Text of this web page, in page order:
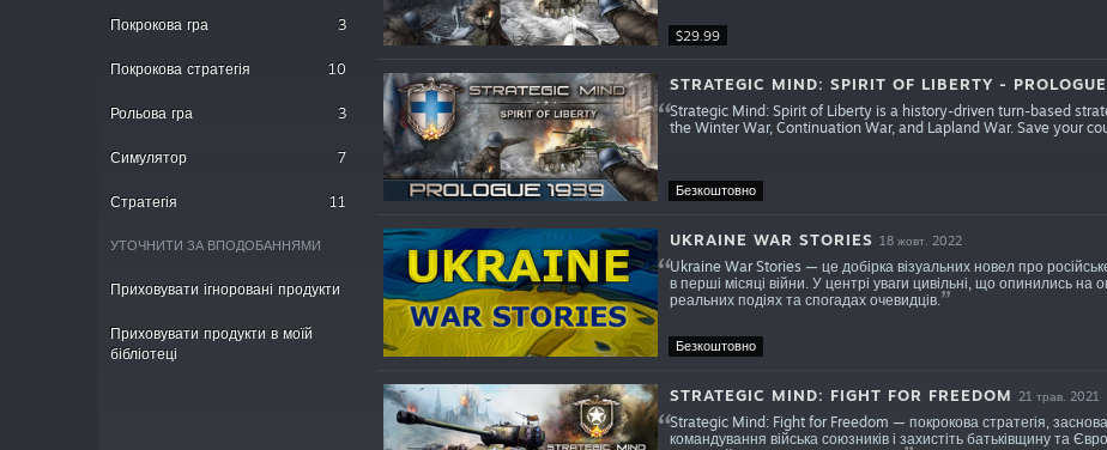
Покрокова гра 3
Покрокова стратегія 10
Рольова гра 3
Симулятор 7
Стратегія 11
УТОЧНИТИ ЗА ВПОДОБАННЯМИ
Приховувати ігноровані продукти
Приховувати продукти в моїй
бібліотеці
$29.99
Безкоштовно
STRATEGIC MIND: SPIRIT OF LIBERTY -
Strategic Mind: Spirit of Liberty is a history-driven turn-based
the Winter War, Continuation War, and Lapland War. Save your
Безкоштовно
UKRAINE WAR STORIES 18 жовт. 2022
Ukraine War Stories — це добірка візуальних новел про
в перші місяці війни. У центрі уваги цивільні, що опинились на
реальних подіях та спогадах очевидців.
STRATEGIC MIND: FIGHT FOR FREEDOM 21 трав. 2021
Strategic Mind: Fight for Freedom — покрокова стратегія,
командування війська союзників і захистіть батьківщину та